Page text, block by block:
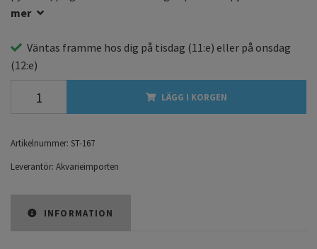
mer
Väntas framme hos dig på tisdag (11:e) eller på onsdag
(12:e)
LÄGG I KORGEN
Artikelnummer: ST-167
Leverantör: Akvarieimporten
INFORMATION